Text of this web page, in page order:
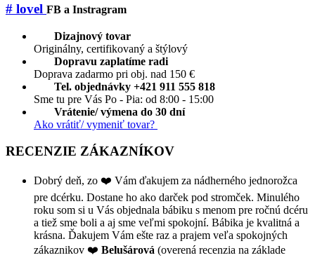
# lovel FB a Instragram
Dizajnový tovar
Originálny, certifikovaný a štýlový
Dopravu zaplatíme radi
Doprava zadarmo pri obj. nad 150 €
Tel. objednávky +421 911 555 818
Sme tu pre Vás Po - Pia: od 8:00 - 15:00
Vrátenie/ výmena do 30 dní
Ako vrátiť/ vymeniť tovar?
RECENZIE ZÁKAZNÍKOV
Dobrý deň, zo ❤️ Vám ďakujem za nádherného jednorožca
pre dcérku. Dostane ho ako darček pod stromček. Minulého
roku som si u Vás objednala bábiku s menom pre ročnú dcéru
a tiež sme boli a aj sme veľmi spokojní. Bábika je kvalitná a
krásna. Ďakujem Vám ešte raz a prajem veľa spokojných
zákaznikov ❤️ Belušárová (overená recenzia na základe